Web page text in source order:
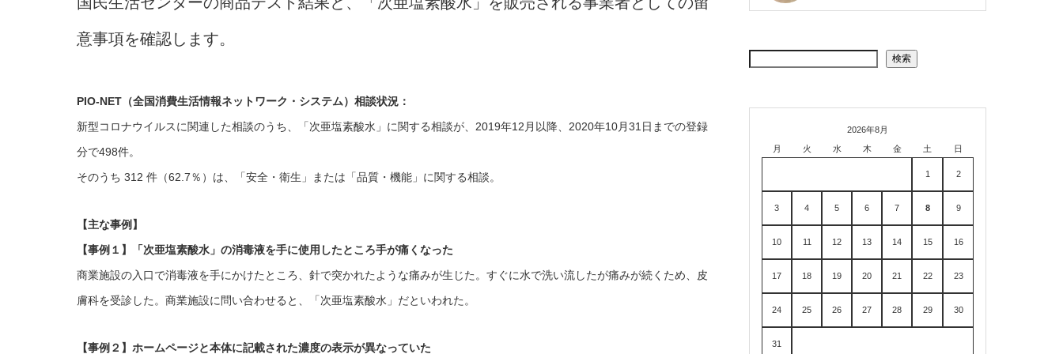
意事項を確認します。
PIO-NET（全国消費生活情報ネットワーク・システム）相談状況：
新型コロナウイルスに関連した相談のうち、「次亜塩素酸水」に関する相談が、2019年12月以降、2020年10月31日までの登録
分で498件。
そのうち 312 件（62.7％）は、「安全・衛生」または「品質・機能」に関する相談。
【主な事例】
【事例１】「次亜塩素酸水」の消毒液を手に使用したところ手が痛くなった
商業施設の入口で消毒液を手にかけたところ、針で突かれたような痛みが生じた。すぐに水で洗い流したが痛みが続くため、皮
膚科を受診した。商業施設に問い合わせると、「次亜塩素酸水」だといわれた。
【事例２】ホームページと本体に記載された濃度の表示が異なっていた
検索
2026年8月
月
火 水 木 金 土 日
1 2
3 4 5 6 7 8 9
10 11 12 13 14 15 16
17 18 19 20 21 22 23
24 25 26 27 28 29 30
31